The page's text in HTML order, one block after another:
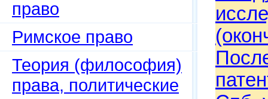
право
Римское право
Теория (философия)
права, политические